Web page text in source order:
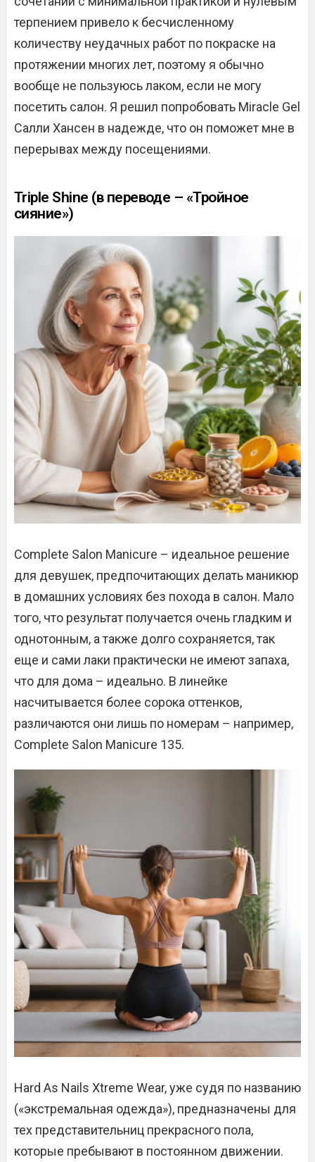
терпением привело к бесчисленному
количеству неудачных работ по покраске на
протяжении многих лет, поэтому я обычно
вообще не пользуюсь лаком, если не могу
посетить салон. Я решил попробовать Miracle Gel
Салли Хансен в надежде, что он поможет мне в
перерывах между посещениями.
Triple Shine (в переводе – «Тройное
сияние»)
Complete Salon Manicure – идеальное решение
для девушек, предпочитающих делать маникюр
в домашних условиях без похода в салон. Мало
того, что результат получается очень гладким и
однотонным, а также долго сохраняется, так
еще и сами лаки практически не имеют запаха,
что для дома – идеально. В линейке
насчитывается более сорока оттенков,
различаются они лишь по номерам – например,
Complete Salon Manicure 135.
Hard As Nails Xtreme Wear, уже судя по названию
(«экстремальная одежда»), предназначены для
тех представительниц прекрасного пола,
которые пребывают в постоянном движении.